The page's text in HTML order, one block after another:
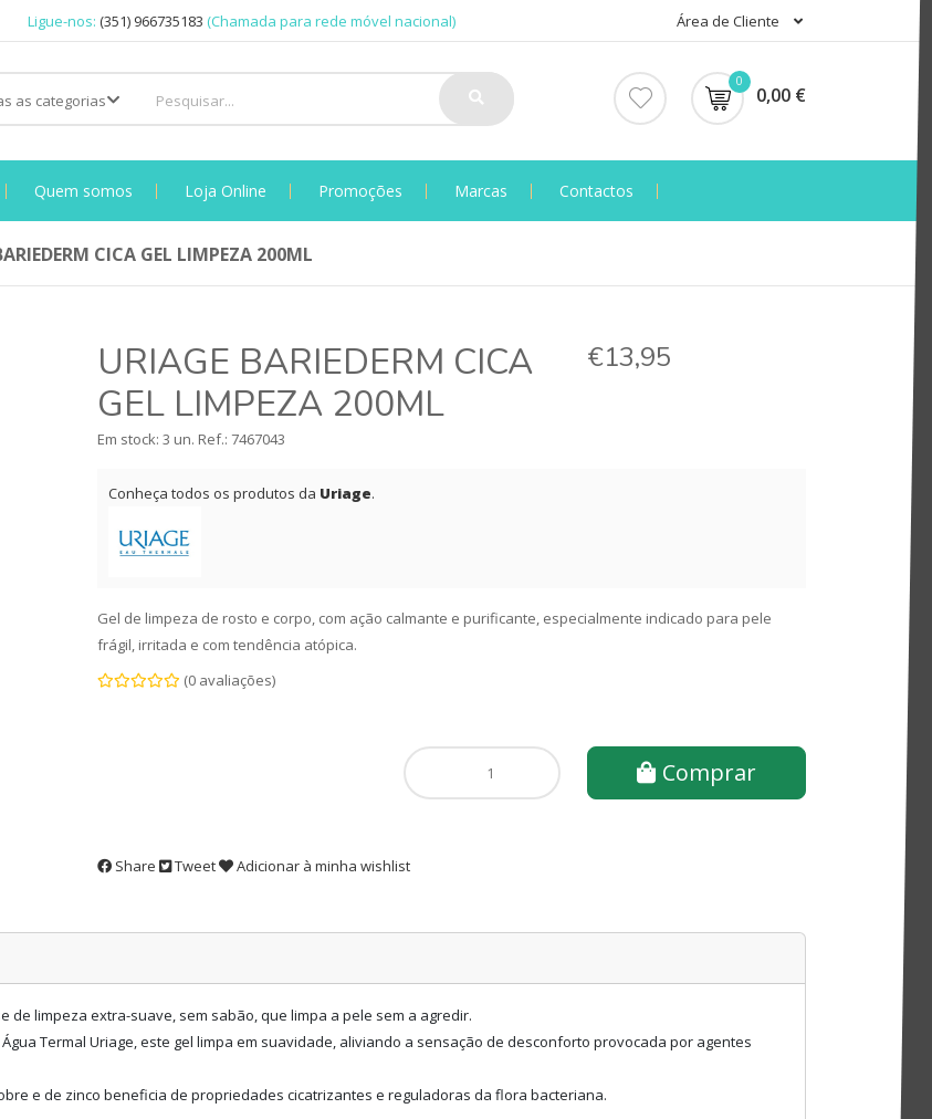
Ligue-nos: (351) 966735183 (Chamada para rede móvel nacional) Área de Cliente
0
0,00 €
Quem somos Loja Online Promoções Marcas Contactos
CICA GEL LIMPEZA 200ML
URIAGE BARIEDERM CICA
GEL LIMPEZA 200ML
€13,95
Em stock: 3 un. Ref.: 7467043
Conheça todos os produtos da Uriage.
Gel de limpeza de rosto e corpo, com ação calmante e purificante, especialmente indicado para pele
frágil, irritada e com tendência atópica.
(0 avaliações)
Comprar
Share Tweet Adicionar à minha wishlist
de limpeza extra-suave, sem sabão, que limpa a pele sem a agredir.
Termal Uriage, este gel limpa em suavidade, aliviando a sensação de desconforto provocada por agentes
e de zinco beneficia de propriedades cicatrizantes e reguladoras da flora bacteriana.